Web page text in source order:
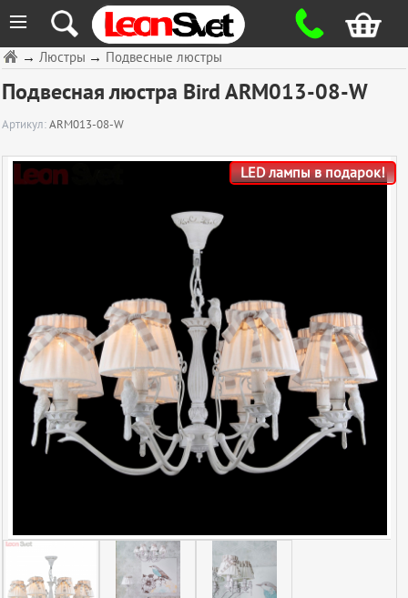
≡
→ Подвесные люстры
→Люстры
Подвесная люстра Bird ARM013-08-W
Артикул:ARM013-08-W
LED лампы в подарок!